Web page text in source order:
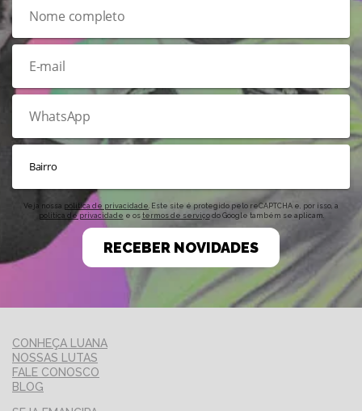
Veja nossa política de privacidade . Este site é protegido pelo reCAPTCHA e, por isso, a
política de privacidade e os termos de serviçodo Google também se aplicam.
RECEBER NOVIDADES
CONHEÇA LUANA
NOSSAS LUTAS
FALE CONOSCO
BLOG